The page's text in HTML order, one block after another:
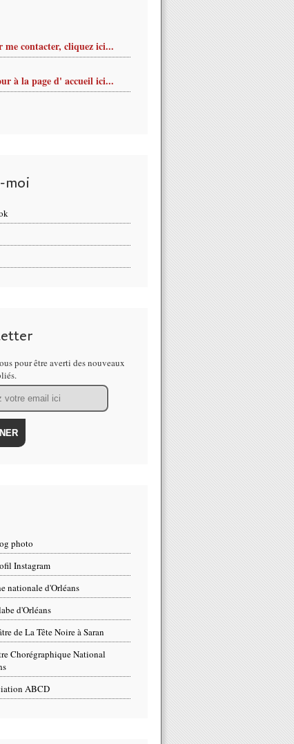
me contacter, cliquez ici...
à la page d' accueil ici...
moi
pour être averti des nouveaux
photo
Instagram
nationale d'Orléans
d'Orléans
de La Tête Noire à Saran
Chorégraphique National
ABCD